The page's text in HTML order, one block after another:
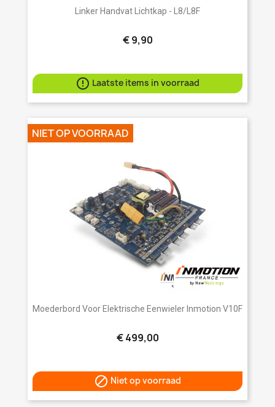
Linker Handvat Lichtkap - L8/L8F
€ 9,90
 Laatste items in voorraad
Moederbord Voor Elektrische Eenwieler Inmotion V10F
€ 499,00
 Niet op voorraad
NIET OP VOORRAAD